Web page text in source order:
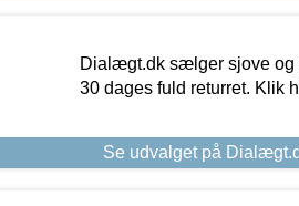
Dialægt.dk sælger sjove og
30 dages fuld returret. Klik
Se udvalget på